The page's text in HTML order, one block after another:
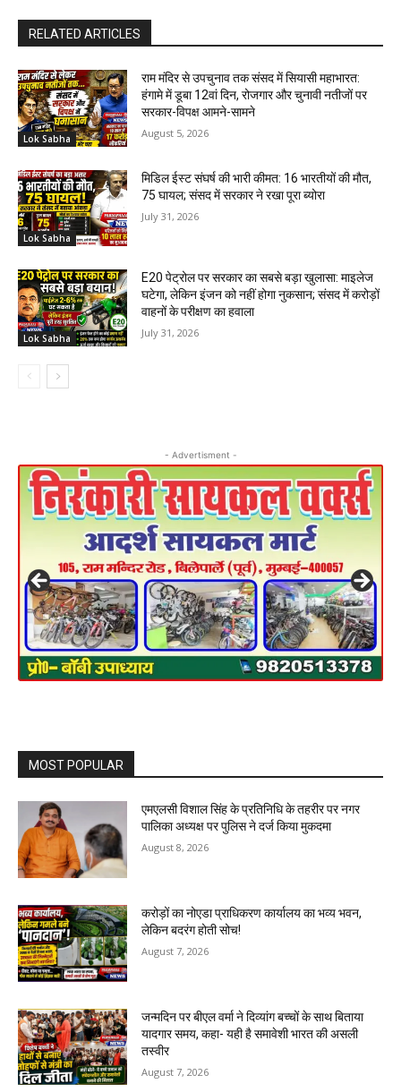
RELATED ARTICLES
Lok Sabha
राम मंदिर से उपचुनाव तक संसद में सियासी महाभारत:
हंगामे में डूबा 12वां दिन, रोजगार और चुनावी नतीजों पर
सरकार-विपक्ष आमने-सामने
August 5, 2026
Lok Sabha
मिडिल ईस्ट संघर्ष की भारी कीमत: 16 भारतीयों की मौत,
75 घायल; संसद में सरकार ने रखा पूरा ब्योरा
July 31, 2026
Lok Sabha
E20 पेट्रोल पर सरकार का सबसे बड़ा खुलासा: माइलेज
घटेगा, लेकिन इंजन को नहीं होगा नुकसान; संसद में करोड़ों
वाहनों के परीक्षण का हवाला
July 31, 2026
- Advertisment -
MOST POPULAR
एमएलसी विशाल सिंह के प्रतिनिधि के तहरीर पर नगर
पालिका अध्यक्ष पर पुलिस ने दर्ज किया मुकदमा
August 8, 2026
करोड़ों का नोएडा प्राधिकरण कार्यालय का भव्य भवन,
लेकिन बदरंग होती सोच!
August 7, 2026
जन्मदिन पर बीएल वर्मा ने दिव्यांग बच्चों के साथ बिताया
यादगार समय, कहा- यही है समावेशी भारत की असली
तस्वीर
August 7, 2026